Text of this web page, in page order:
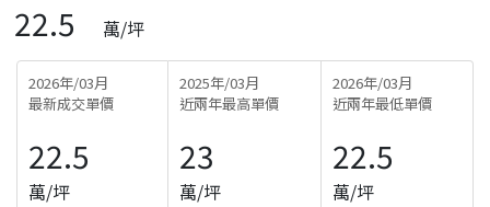
22.5 萬/坪
2026年/03月
最新成交單價
22.5
萬/坪
2025年/03月
近兩年最高單價
23
萬/坪
2026年/03月
近兩年最低單價
22.5
萬/坪